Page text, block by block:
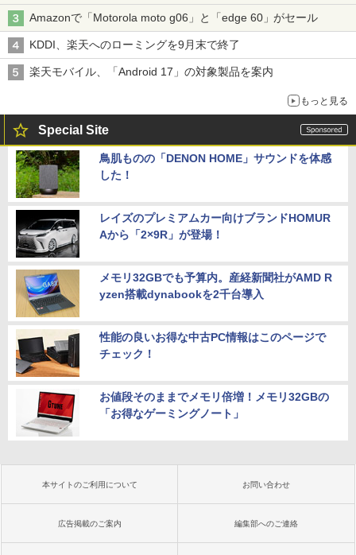
Amazonで「Motorola moto g06」と「edge 60」がセール
KDDI、楽天へのローミングを9月末で終了
楽天モバイル、「Android 17」の対象製品を案内
もっと見る
Special Site
鳥肌ものの「DENON HOME」サウンドを体感
した！
レイズのプレミアムカー向けブランドHOMUR
Aから「2×9R」が登場！
メモリ32GBでも予算内。産経新聞社がAMD R
yzen搭載dynabookを2千台導入
性能の良いお得な中古PC情報はこのページで
チェック！
お値段そのままでメモリ倍増！メモリ32GBの
「お得なゲーミングノート」
本サイトのご利用について お問い合わせ
広告掲載のご案内 編集部へのご連絡